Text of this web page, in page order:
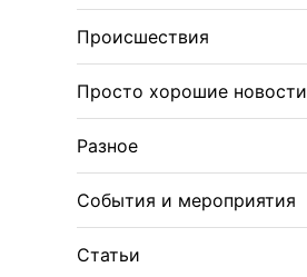
Происшествия
Просто хорошие новости
Разное
События и мероприятия
Статьи